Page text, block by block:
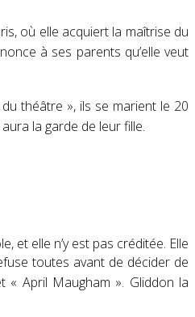
où elle acquiert la maîtrise du
à ses parents qu’elle veut
théâtre », ils se marient le 20
aura la garde de leur fille.
et elle n’y est pas créditée. Elle
toutes avant de décider de
« April Maugham ». Gliddon la